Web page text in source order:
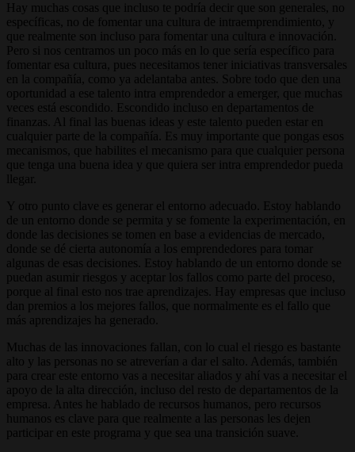
Hay muchas cosas que incluso te podría decir que son generales, no
específicas, no de fomentar una cultura de intraemprendimiento, y
que realmente son incluso para fomentar una cultura e innovación.
Pero si nos centramos un poco más en lo que sería específico para
fomentar esa cultura, pues necesitamos tener iniciativas transversales
en la compañía, como ya adelantaba antes. Sobre todo que den una
oportunidad a ese talento intra emprendedor a emerger, que muchas
veces está escondido. Escondido incluso en departamentos de
finanzas. Al final las buenas ideas y este talento pueden estar en
cualquier parte de la compañía. Es muy importante que pongas esos
mecanismos, que habilites el mecanismo para que cualquier persona
que tenga una buena idea y que quiera ser intra emprendedor pueda
llegar.
Y otro punto clave es generar el entorno adecuado. Estoy hablando
de un entorno donde se permita y se fomente la experimentación, en
donde las decisiones se tomen en base a evidencias de mercado,
donde se dé cierta autonomía a los emprendedores para tomar
algunas de esas decisiones. Estoy hablando de un entorno donde se
puedan asumir riesgos y aceptar los fallos como parte del proceso,
porque al final esto nos trae aprendizajes. Hay empresas que incluso
dan premios a los mejores fallos, que normalmente es el fallo que
más aprendizajes ha generado.
Muchas de las innovaciones fallan, con lo cual el riesgo es bastante
alto y las personas no se atreverían a dar el salto. Además, también
para crear este entorno vas a necesitar aliados y ahí vas a necesitar el
apoyo de la alta dirección, incluso del resto de departamentos de la
empresa. Antes he hablado de recursos humanos, pero recursos
humanos es clave para que realmente a las personas les dejen
participar en este programa y que sea una transición suave.